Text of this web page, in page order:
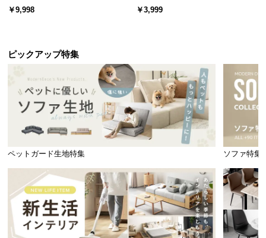
し、タブレット端末も充電できます。
USBポート 1口（DC5V 2.1A）
ード 木目/石目調 オープン収納・
￥9,998
スチール 4段階高さ調節 サイドフ
￥3,999
ピックアップ特集
ペットガード生地特集 ソファ特集